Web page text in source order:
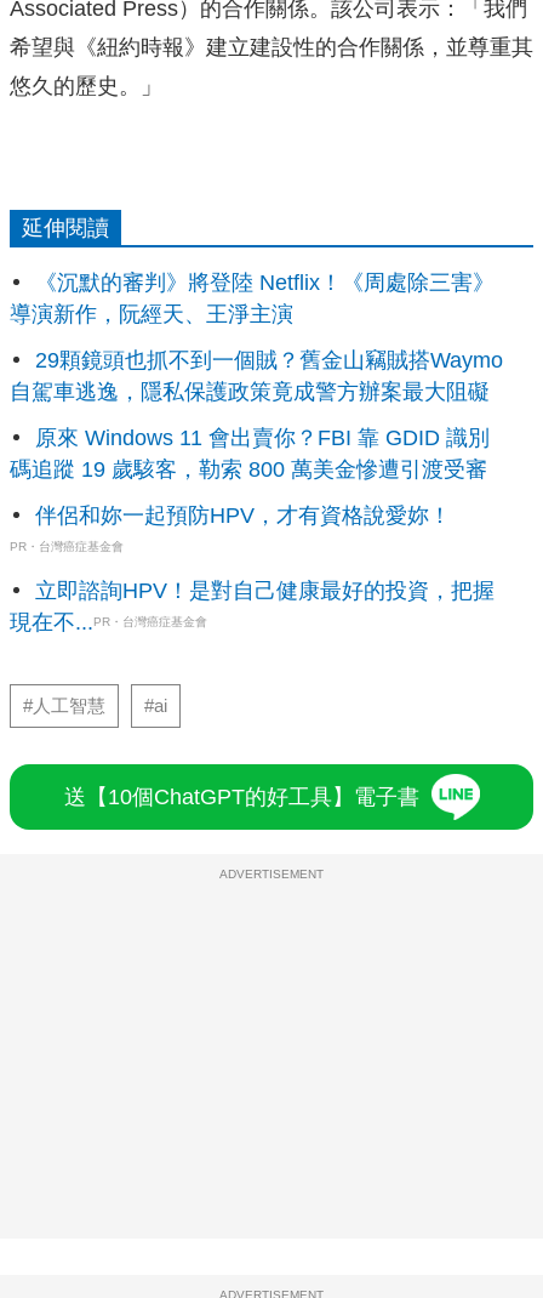
Associated Press）的合作關係。該公司表示：「我們
希望與《紐約時報》建立建設性的合作關係，並尊重其
悠久的歷史。」
延伸閱讀
《沉默的審判》將登陸 Netflix！《周處除三害》
導演新作，阮經天、王淨主演
29顆鏡頭也抓不到一個賊？舊金山竊賊搭Waymo
自駕車逃逸，隱私保護政策竟成警方辦案最大阻礙
原來 Windows 11 會出賣你？FBI 靠 GDID 識別
碼追蹤 19 歲駭客，勒索 800 萬美金慘遭引渡受審
伴侶和妳一起預防HPV，才有資格說愛妳！
PR・台灣癌症基金會
立即諮詢HPV！是對自己健康最好的投資，把握
現在不...PR・台灣癌症基金會
#人工智慧 #ai
送【10個ChatGPT的好工具】電子書
ADVERTISEMENT